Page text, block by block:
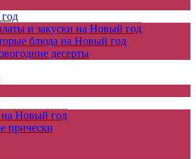
и закуски на Новый год
блюда на Новый год
десерты
на Новый год
прически